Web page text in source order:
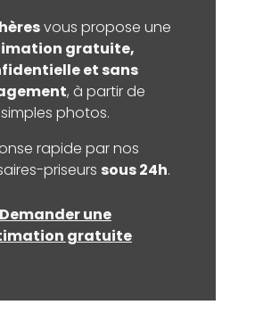
vous propose une
gratuite,
et sans
, à partir de
simples photos.
rapide par nos
priseurs sous 24h.
Demander une
gratuite